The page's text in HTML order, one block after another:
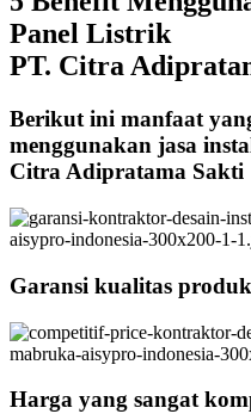
Panel Listrik
PT. Citra
Berikut ini manfaat
menggunakan jasa
Citra Adipratama Sakti
Garansi kualitas
Harga yang sangat